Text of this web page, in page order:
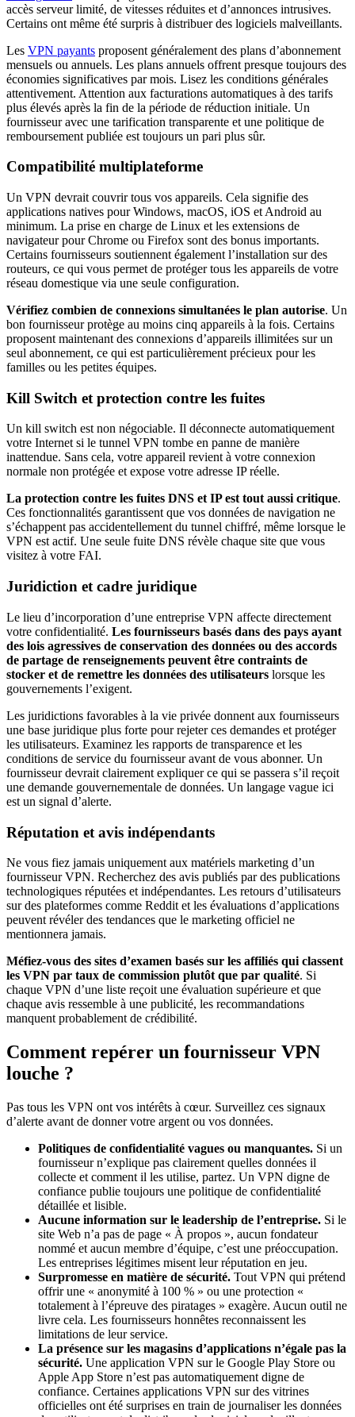
accès serveur limité, de vitesses réduites et d’annonces intrusives.
Certains ont même été surpris à distribuer des logiciels malveillants.
Les VPN payants proposent généralement des plans d’abonnement
mensuels ou annuels. Les plans annuels offrent presque toujours des
économies significatives par mois. Lisez les conditions générales
attentivement. Attention aux facturations automatiques à des tarifs
plus élevés après la fin de la période de réduction initiale. Un
fournisseur avec une tarification transparente et une politique de
remboursement publiée est toujours un pari plus sûr.
Compatibilité multiplateforme
Un VPN devrait couvrir tous vos appareils. Cela signifie des
applications natives pour Windows, macOS, iOS et Android au
minimum. La prise en charge de Linux et les extensions de
navigateur pour Chrome ou Firefox sont des bonus importants.
Certains fournisseurs soutiennent également l’installation sur des
routeurs, ce qui vous permet de protéger tous les appareils de votre
réseau domestique via une seule configuration.
Vérifiez combien de connexions simultanées le plan autorise. Un
bon fournisseur protège au moins cinq appareils à la fois. Certains
proposent maintenant des connexions d’appareils illimitées sur un
seul abonnement, ce qui est particulièrement précieux pour les
familles ou les petites équipes.
Kill Switch et protection contre les fuites
Un kill switch est non négociable. Il déconnecte automatiquement
votre Internet si le tunnel VPN tombe en panne de manière
inattendue. Sans cela, votre appareil revient à votre connexion
normale non protégée et expose votre adresse IP réelle.
La protection contre les fuites DNS et IP est tout aussi critique.
Ces fonctionnalités garantissent que vos données de navigation ne
s’échappent pas accidentellement du tunnel chiffré, même lorsque le
VPN est actif. Une seule fuite DNS révèle chaque site que vous
visitez à votre FAI.
Juridiction et cadre juridique
Le lieu d’incorporation d’une entreprise VPN affecte directement
votre confidentialité. Les fournisseurs basés dans des pays ayant
des lois agressives de conservation des données ou des accords
de partage de renseignements peuvent être contraints de
stocker et de remettre les données des utilisateurs lorsque les
gouvernements l’exigent.
Les juridictions favorables à la vie privée donnent aux fournisseurs
une base juridique plus forte pour rejeter ces demandes et protéger
les utilisateurs. Examinez les rapports de transparence et les
conditions de service du fournisseur avant de vous abonner. Un
fournisseur devrait clairement expliquer ce qui se passera s’il reçoit
une demande gouvernementale de données. Un langage vague ici
est un signal d’alerte.
Réputation et avis indépendants
Ne vous fiez jamais uniquement aux matériels marketing d’un
fournisseur VPN. Recherchez des avis publiés par des publications
technologiques réputées et indépendantes. Les retours d’utilisateurs
sur des plateformes comme Reddit et les évaluations d’applications
peuvent révéler des tendances que le marketing officiel ne
mentionnera jamais.
Méfiez-vous des sites d’examen basés sur les affiliés qui classent
les VPN par taux de commission plutôt que par qualité. Si
chaque VPN d’une liste reçoit une évaluation supérieure et que
chaque avis ressemble à une publicité, les recommandations
manquent probablement de crédibilité.
Comment repérer un fournisseur VPN
louche ?
Pas tous les VPN ont vos intérêts à cœur. Surveillez ces signaux
d’alerte avant de donner votre argent ou vos données.
Politiques de confidentialité vagues ou manquantes. Si un
fournisseur n’explique pas clairement quelles données il
collecte et comment il les utilise, partez. Un VPN digne de
confiance publie toujours une politique de confidentialité
détaillée et lisible.
Aucune information sur le leadership de l’entreprise. Si le
site Web n’a pas de page « À propos », aucun fondateur
nommé et aucun membre d’équipe, c’est une préoccupation.
Les entreprises légitimes misent leur réputation en jeu.
Surpromesse en matière de sécurité. Tout VPN qui prétend
offrir une « anonymité à 100 % » ou une protection «
totalement à l’épreuve des piratages » exagère. Aucun outil ne
livre cela. Les fournisseurs honnêtes reconnaissent les
limitations de leur service.
La présence sur les magasins d’applications n’égale pas la
sécurité. Une application VPN sur le Google Play Store ou
Apple App Store n’est pas automatiquement digne de
confiance. Certaines applications VPN sur des vitrines
officielles ont été surprises en train de journaliser les données